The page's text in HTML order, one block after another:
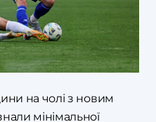
на чолі з новим
мінімальної